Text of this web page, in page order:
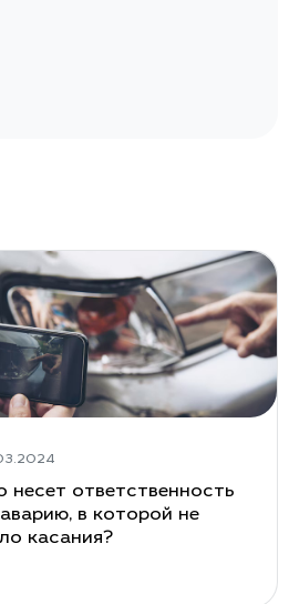
несет ответственность
в которой не
касания?